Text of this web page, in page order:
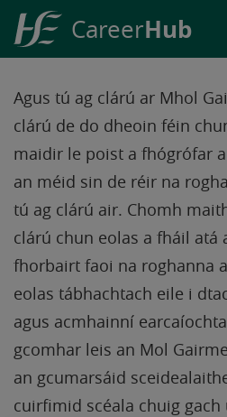
HSE
Career
Hub
CareerHub
Téarmaí Seirbhíse Mhol
Agus tú ag clárú ar Mhol
clárú de do dheoin féin
maidir le poist a fhógrófar
an méid sin de réir na
tú ag clárú air. Chomh
clárú chun eolas a fháil atá
fhorbairt faoi na roghanna
eolas tábhachtach eile i
agus acmhainní
gcomhar leis an Mol
an gcumarsáid
cuirfimid scéala chuig gach